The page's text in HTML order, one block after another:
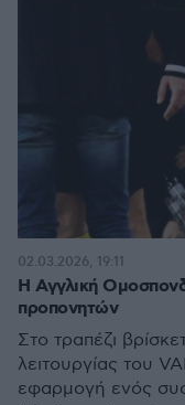
Η Αγγλική
προπονητών
Στο τραπέζι
λειτουργίας του
εφαρμογή ενός
02.03.2026, 19:11